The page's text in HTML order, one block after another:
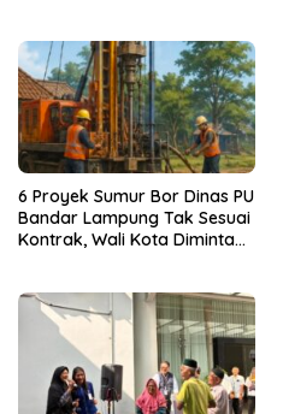
6 Proyek Sumur Bor Dinas PU
Bandar Lampung Tak Sesuai
Kontrak, Wali Kota Diminta